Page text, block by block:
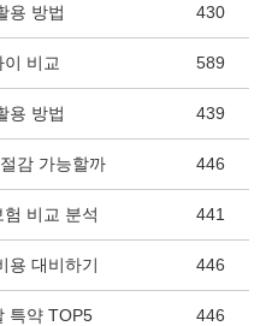
용 방법 430
비교 589
용 방법 439
감 가능할까 446
비교 분석 441
용 대비하기 446
특약 TOP5 446